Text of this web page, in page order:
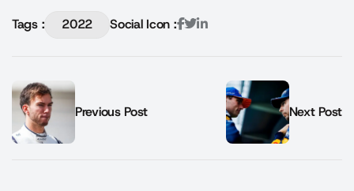
Tags : 2022 Social Icon :
Previous Post Next Post